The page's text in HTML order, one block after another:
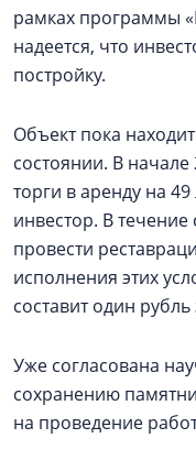
рамках программы
надеется, что
постройку.
Объект пока
состоянии. В
торги в аренду на
инвестор. В течение
провести
исполнения этих
составит один
Уже согласована
сохранению
на проведение